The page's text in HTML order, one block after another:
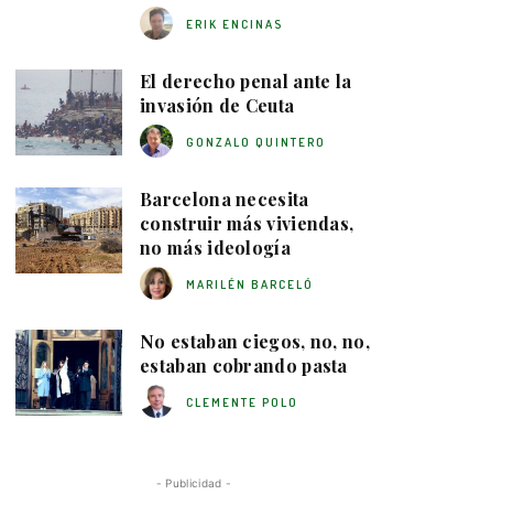
ERIK ENCINAS
El derecho penal ante la
invasión de Ceuta
GONZALO QUINTERO
Barcelona necesita
construir más viviendas,
no más ideología
MARILÉN BARCELÓ
No estaban ciegos, no, no,
estaban cobrando pasta
CLEMENTE POLO
- Publicidad -